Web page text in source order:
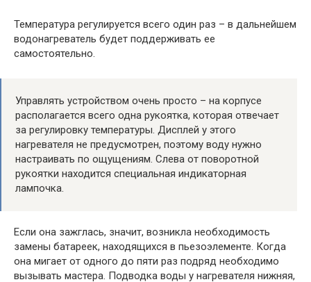
Температура регулируется всего один раз – в дальнейшем
водонагреватель будет поддерживать ее
самостоятельно.
Управлять устройством очень просто – на корпусе
располагается всего одна рукоятка, которая отвечает
за регулировку температуры. Дисплей у этого
нагревателя не предусмотрен, поэтому воду нужно
настраивать по ощущениям. Слева от поворотной
рукоятки находится специальная индикаторная
лампочка.
Если она зажглась, значит, возникла необходимость
замены батареек, находящихся в пьезоэлементе. Когда
она мигает от одного до пяти раз подряд необходимо
вызывать мастера. Подводка воды у нагревателя нижняя,